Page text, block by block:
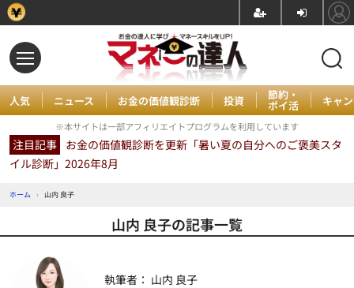
人気 ニュース お金の価値観診断 投資 節約・
ポイ活 キャ
※本サイトは一部アフィリエイトプログラムを利用しています
注目記事 お金の価値観診断を更新「暑い夏の自分へのご褒美スタ
イル診断」2026年8月
ホーム › 山内 良子
山内 良子の記事一覧
執筆者： 山内 良子